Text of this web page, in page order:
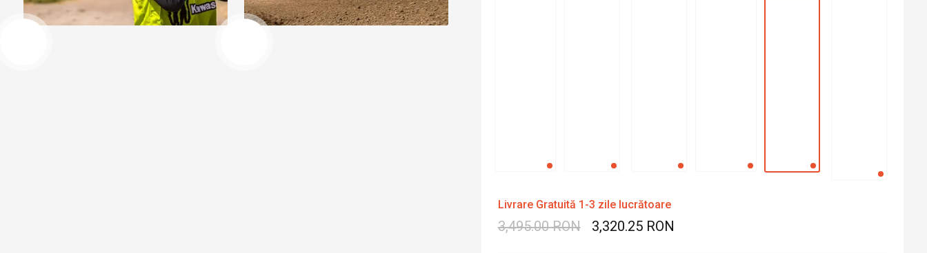
Livrare Gratuită 1-3 zile lucrătoare
3,495.00 RON 3,320.25 RON